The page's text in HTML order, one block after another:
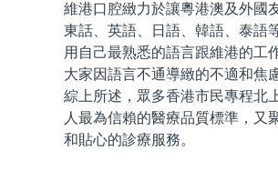
維港口腔緻力於讓粵港澳及外國
東話、英語、日語、韓語、泰語
用自己最熟悉的語言跟維港的工
大家因語言不通導緻的不適和焦慮
綜上所述，眾多香港市民專程北
人最為信賴的醫療品質標準，又
和貼心的診療服務。